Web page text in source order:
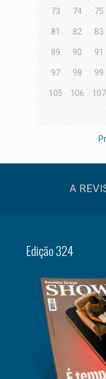
73 74 75
81 82 83
89 90 91
97 98 99
105 106 107
A
Edição 324